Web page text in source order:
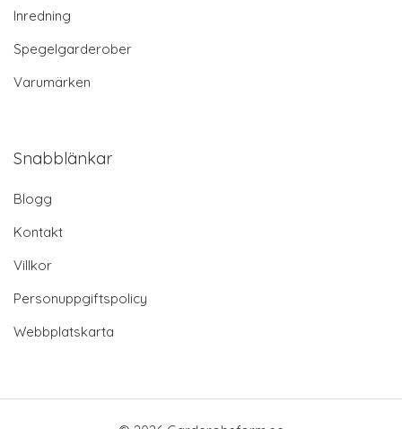
Inredning
Spegelgarderober
Varumärken
Snabblänkar
Blogg
Kontakt
Villkor
Personuppgiftspolicy
Webbplatskarta